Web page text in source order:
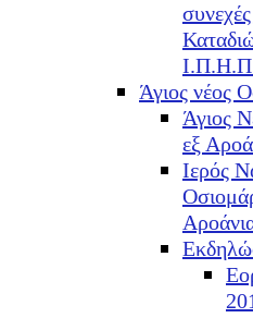
Άγιος νέος
Άγιος
εξ
Ιερός